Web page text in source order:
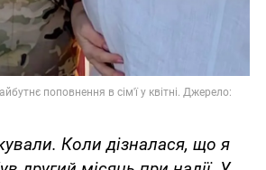
Коли дізналася, що я